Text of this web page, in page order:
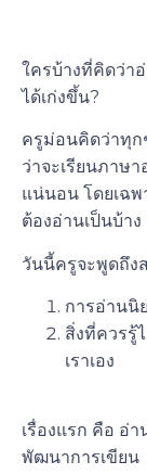
ใครบ้างที่คิดว่า
ได้เก่งขึ้น?
ครูม่อนคิดว่าทุก
ว่าจะเรียนภาษ
แน่นอน โดยเฉ
ต้องอ่านเป็นบ้า
วันนี้ครูจะพูดถึง
การอ่านนิ
สิ่งที่ควรรู้
เราเอง
เรื่องแรก คือ อ่
พัฒนาการเขียน